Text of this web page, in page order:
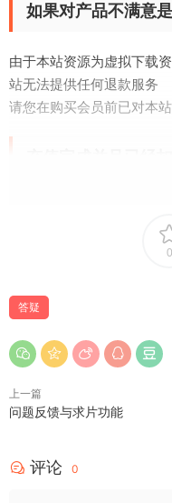
如果对产品不满意
由于本站资源为虚拟下载
站无法提供任何退款服务
请您在购买会员前已对本
动跳转回用户中心，导致
系统会在1分钟到2小时内 0
答疑
上一篇
问题反馈与求片功能
评论 0